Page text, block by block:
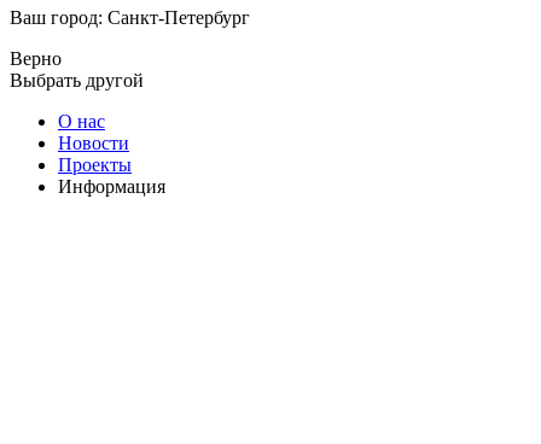
Ваш город: Санкт-Петербург
Верно
Выбрать другой
О нас
Новости
Проекты
Информация